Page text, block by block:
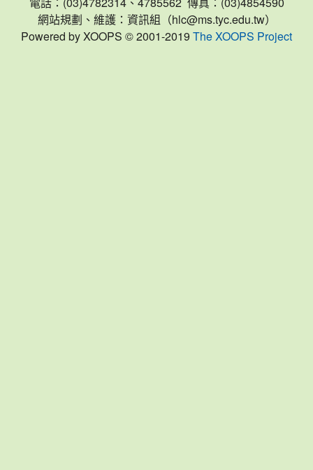
網站規劃、維護：資訊組（hlc@ms.tyc.edu.tw）
Powered by XOOPS © 2001-2019 The XOOPS Project